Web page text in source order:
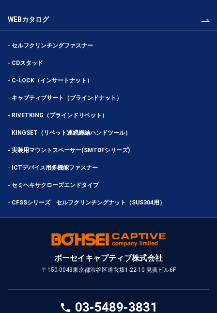
WEBカタログ
セルフクリンチングファスナー
CDスタッド
C-LOCK（インサートナット）
キャプティブサート（ブラインドナット）
RIVETKING（ブラインドリベット）
KINGSET（リベット連続締結ハンドツール）
実装用マウントスペーサー(SMTDFシリーズ)
ICTデバイス用多機能ファスナー
セミヘキサクローズエンドタイプ
CFSSシリーズ セルフクリンチングナット（SUS304用）
ボーセイキャプティブ株式会社
〒150-0043東京都渋谷区道玄坂1-22-10 見眞ビル6F
call 03-5489-3831